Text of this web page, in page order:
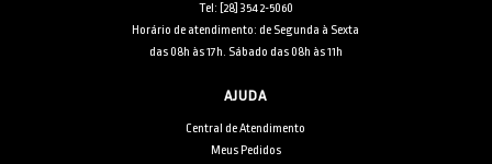
Tel: [28] 3542-5060
Horário de atendimento: de Segunda à Sexta
das 08h às 17h. Sábado das 08h às 11h
AJUDA
Central de Atendimento
Meus Pedidos